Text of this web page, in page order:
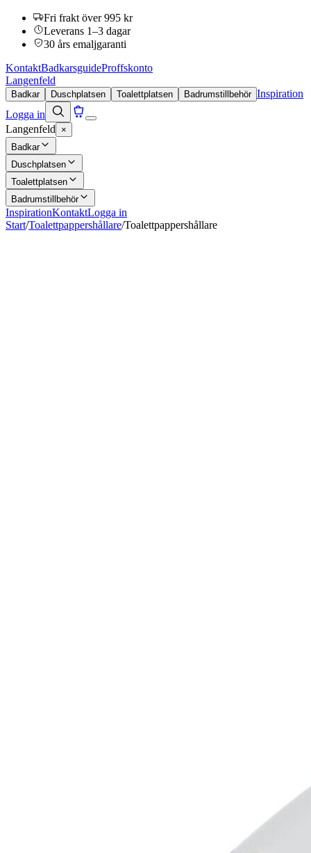
Fri frakt över 995 kr
Leverans 1–3 dagar
30 års emaljgaranti
KontaktBadkarsguideProffskonto
Langenfeld
Badkar Duschplatsen Toalettplatsen Badrumstillbehör Inspiration
Logga in
Langenfeld
×
Badkar
Duschplatsen
Toalettplatsen
Badrumstillbehör
InspirationKontaktLogga in
Start/Toalettpappershållare/Toalettpappershållare